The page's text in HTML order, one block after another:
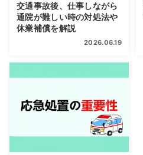
交通事故後、仕事しながら
通院が難しい時の対処法や
休業補償を解説
2026.06.19